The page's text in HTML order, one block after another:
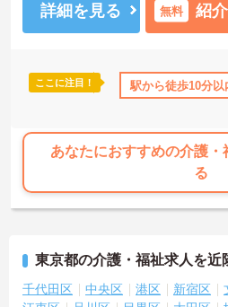
･育休･介護休暇取得実績あり 交通費
ご質問などございましたらお気軽のお
詳細を見る 無料 紹
ここに注目！ 駅から徒歩10分以
あなたにおすすめの介護
る
東京都の介護・福祉求人を近
千代田区 中央区 港区 新宿区